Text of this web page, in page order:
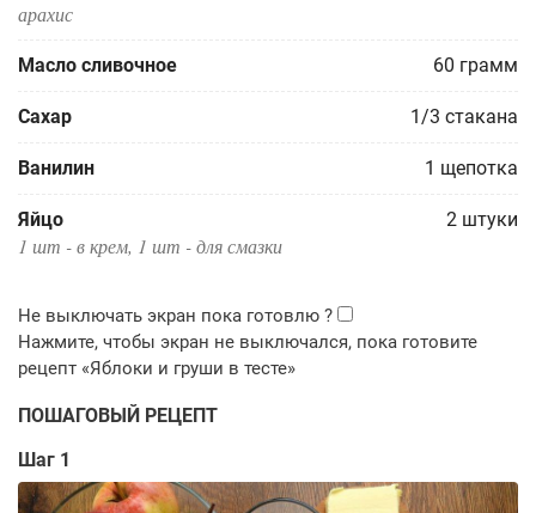
арахис
Масло сливочное 60 грамм
Сахар 1/3 стакана
Ванилин 1 щепотка
Яйцо 2 штуки
1 шт - в крем, 1 шт - для смазки
ПОШАГОВЫЙ РЕЦЕПТ
Шаг 1